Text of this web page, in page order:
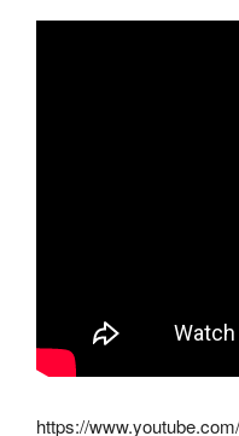
https://